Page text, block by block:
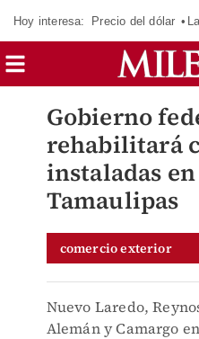
Hoy interesa: Precio del dólar
Gobierno
rehabilitará
instaladas
Tamaulipas
comercio exterior
Nuevo Laredo,
Alemán y Camargo